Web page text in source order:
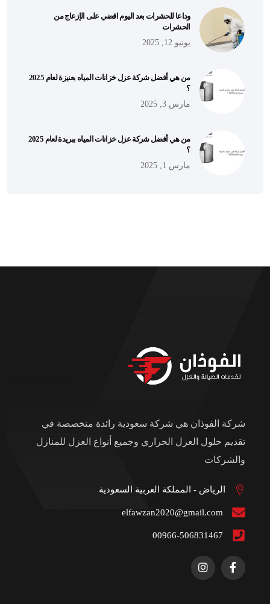
وداعا للحشرات بعد اليوم اقضي على الإزعاج من
الحشرات
يونيو 12, 2025
من هي أفضل شركة عزل خزانات المياه بعنيزة لعام 2025
؟
مارس 3, 2025
من هي أفضل شركة عزل خزانات المياه ببريدة لعام 2025
؟
مارس 1, 2025
شركة الفوذان هي شركة سعودية رائدة متخصصة في
تقديم حلول العزل الحراري وجميع أنواع العزل للمنازل
والشركات
الرياض - المملكة العربية السعودية
elfawzan2020@gmail.com
00966-506831467